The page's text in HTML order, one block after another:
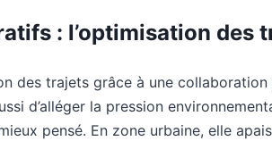
: l’optimisation des
des trajets grâce à une
d’alléger la pression
pensé. En zone urbaine, elle